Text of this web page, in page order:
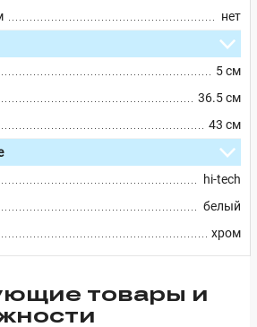
нет
5 см
36.5 см
43 см
hi-tech
белый
хром
товары и